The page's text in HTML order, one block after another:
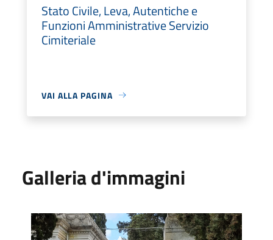
Stato Civile, Leva, Autentiche e
Funzioni Amministrative Servizio
Cimiteriale
VAI ALLA PAGINA
Galleria d'immagini
Secondo ingresso